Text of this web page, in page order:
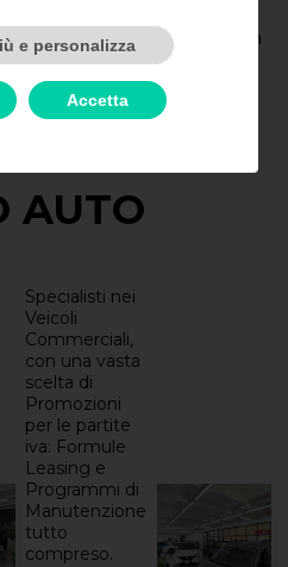
esigenze di ogni cliente
ed Usati, la nostra Officina
Commerciali.
AUTO
Specialisti nei
Veicoli
Commerciali,
con una vasta
scelta di
Promozioni
per le partite
iva: Formule
Leasing e
Programmi di
Manutenzione
tutto
compreso.
e personalizza
Accetta